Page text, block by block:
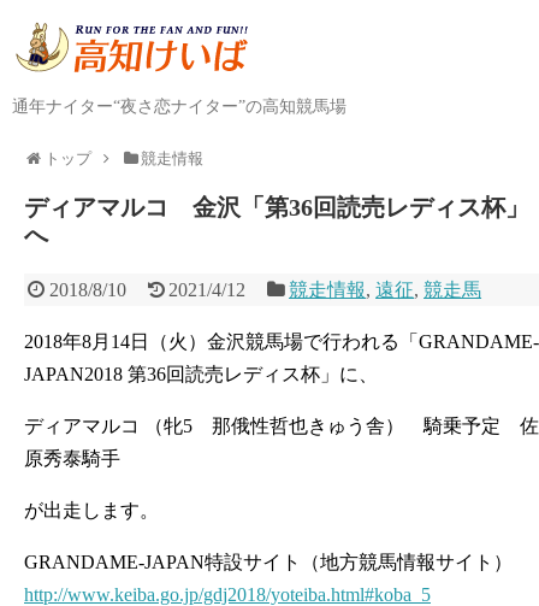
通年ナイター“夜さ恋ナイター”の高知競馬場
トップ 競走情報
ディアマルコ 金沢「第36回読売レディス杯」
へ
2018/8/10 2021/4/12 競走情報,遠征,競走馬
2018年8月14日（火）金沢競馬場で行われる「GRANDAME-
JAPAN2018 第36回読売レディス杯」に、
ディアマルコ （牝5 那俄性哲也きゅう舎） 騎乗予定 佐
原秀泰騎手
が出走します。
GRANDAME-JAPAN特設サイト（地方競馬情報サイト）
http://www.keiba.go.jp/gdj2018/yoteiba.html#koba_5